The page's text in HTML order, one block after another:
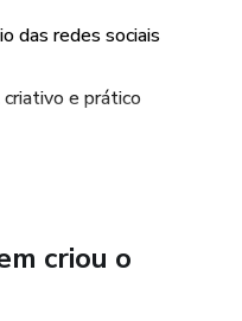
das redes sociais
e prático
criou o